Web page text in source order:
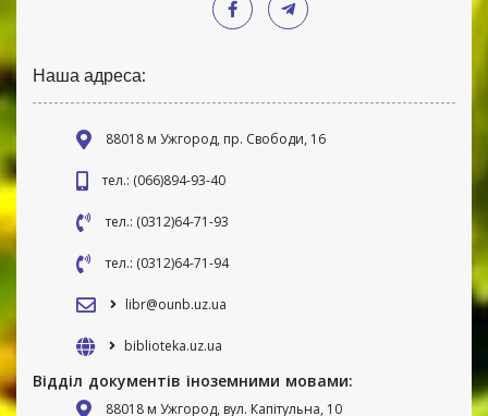
Наша адреса:
88018 м Ужгород, пр. Свободи, 16
тел.: (066)894-93-40
тел.: (0312)64-71-93
тел.: (0312)64-71-94
libr@ounb.uz.ua
biblioteka.uz.ua
Відділ документів іноземними мовами:
88018 м Ужгород, вул. Капітульна, 10